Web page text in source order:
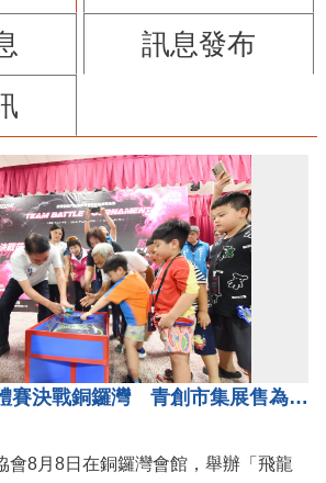
訊息發布
3對3戰鬥陀螺團體賽決戰銅鑼灣 青創市集展售為父親節增添繽紛
8月8日在銅鑼灣會館，舉辦「飛龍